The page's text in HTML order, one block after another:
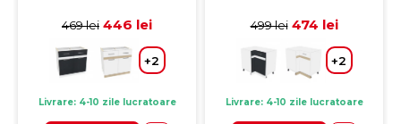
cm
469 lei 446 lei
+2
Livrare: 4-10 zile lucratoare
deschis, 90x62x77 cm
499 lei 474 lei
+2
Livrare: 4-10 zile lucratoare